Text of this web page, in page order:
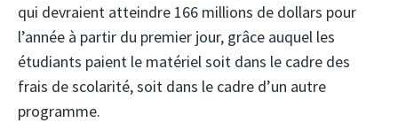
qui devraient atteindre 166 millions de dollars pour
l’année à partir du premier jour, grâce auquel les
étudiants paient le matériel soit dans le cadre des
frais de scolarité, soit dans le cadre d’un autre
programme.